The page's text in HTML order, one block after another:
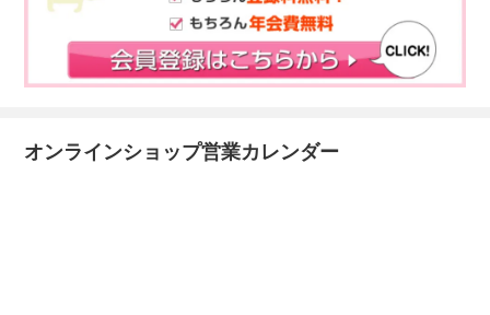
オンラインショップ営業カレンダー